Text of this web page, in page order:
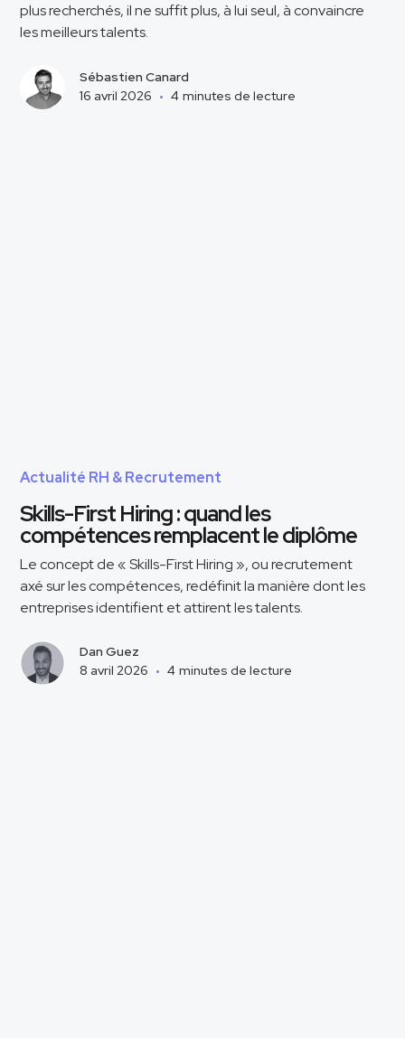
plus recherchés, il ne suffit plus, à lui seul, à convaincre
les meilleurs talents.
Sébastien Canard
16 avril 2026 • 4 minutes de lecture
Actualité RH & Recrutement
Skills-First Hiring : quand les
compétences remplacent le diplôme
Le concept de « Skills-First Hiring », ou recrutement
axé sur les compétences, redéfinit la manière dont les
entreprises identifient et attirent les talents.
Dan Guez
8 avril 2026 • 4 minutes de lecture